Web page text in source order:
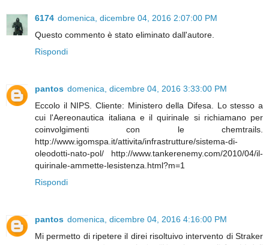
6174 domenica, dicembre 04, 2016 2:07:00 PM
Questo commento è stato eliminato dall'autore.
Rispondi
pantos domenica, dicembre 04, 2016 3:33:00 PM
Eccolo il NIPS. Cliente: Ministero della Difesa. Lo stesso a
cui l'Aereonautica italiana e il quirinale si richiamano per
coinvolgimenti con le chemtrails.
http://www.igomspa.it/attivita/infrastrutture/sistema-di-
oleodotti-nato-pol/ http://www.tankerenemy.com/2010/04/il-
quirinale-ammette-lesistenza.html?m=1
Rispondi
pantos domenica, dicembre 04, 2016 4:16:00 PM
Mi permetto di ripetere il direi risoltuivo intervento di Straker